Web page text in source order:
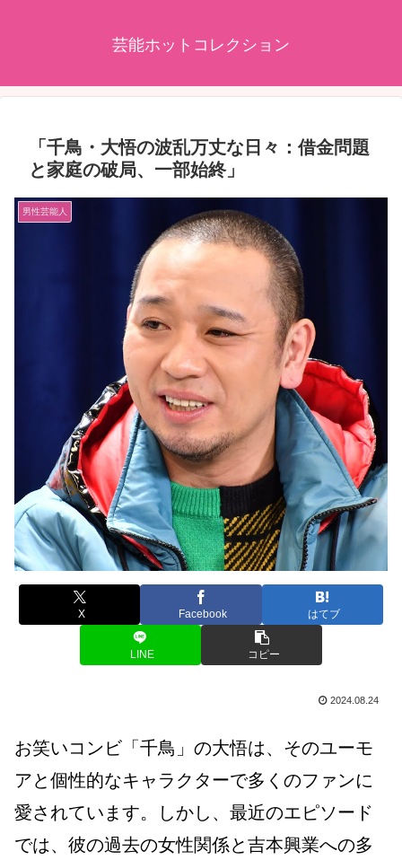
芸能ホットコレクション
「千鳥・大悟の波乱万丈な日々：借金問題
と家庭の破局、一部始終」
男性芸能人
X Facebook はてブ
LINE コピー
2024.08.24
お笑いコンビ「千鳥」の大悟は、そのユーモ
アと個性的なキャラクターで多くのファンに
愛されています。しかし、最近のエピソード
では、彼の過去の女性関係と吉本興業への多